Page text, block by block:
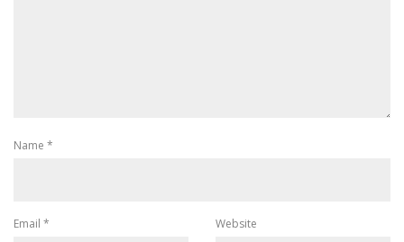
Name *
Email * Website